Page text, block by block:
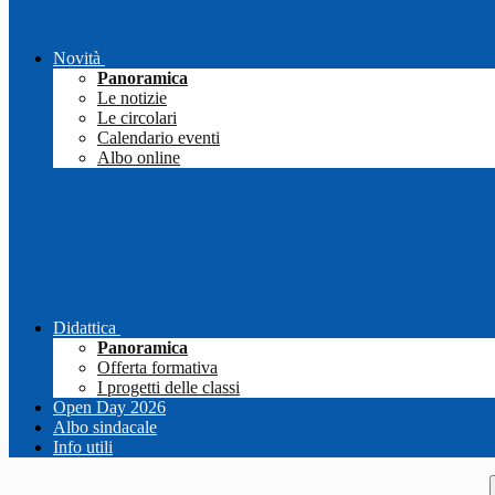
Novità
Panoramica
Le notizie
Le circolari
Calendario eventi
Albo online
Didattica
Panoramica
Offerta formativa
I progetti delle classi
Open Day 2026
Albo sindacale
Info utili